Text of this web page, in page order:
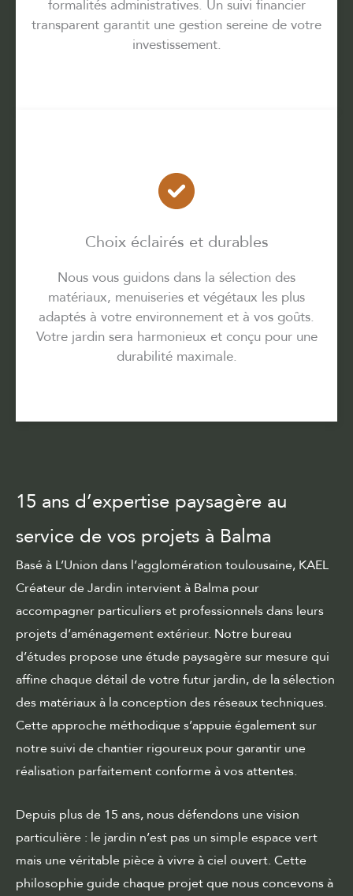
formalités administratives. Un suivi financier
transparent garantit une gestion sereine de votre
investissement.
Choix éclairés et durables
Nous vous guidons dans la sélection des
matériaux, menuiseries et végétaux les plus
adaptés à votre environnement et à vos goûts.
Votre jardin sera harmonieux et conçu pour une
durabilité maximale.
15 ans d’expertise paysagère au
service de vos projets à Balma
Basé à L’Union dans l’agglomération toulousaine, KAEL
Créateur de Jardin intervient à Balma pour
accompagner particuliers et professionnels dans leurs
projets d’aménagement extérieur. Notre bureau
d’études propose uneétude paysagère sur mesurequi
affine chaque détail de votre futur jardin, de la sélection
des matériaux à la conception des réseaux techniques.
Cette approche méthodique s’appuie également sur
notresuivi de chantier rigoureux pour garantir une
réalisation parfaitement conforme à vos attentes.
Depuis plus de 15 ans, nous défendons une vision
particulière : le jardin n’est pas un simple espace vert
mais une véritable pièce à vivre à ciel ouvert. Cette
philosophie guide chaque projet que nous concevons à